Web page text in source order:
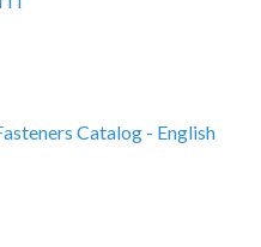
Catalog - English